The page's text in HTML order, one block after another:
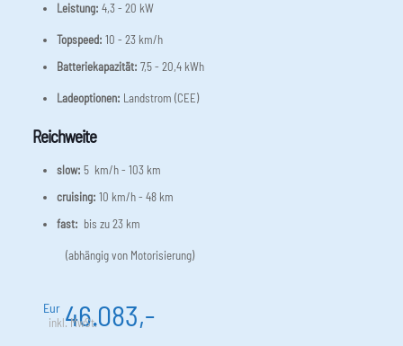
Leistung: 4,3 - 20 kW
Topspeed: 10 - 23 km/h
Batteriekapazität: 7,5 - 20,4 kWh
Ladeoptionen: Landstrom (CEE)
Reichweite
slow: 5 km/h - 103 km
cruising: 10 km/h - 48 km
fast: bis zu 23 km
(abhängig von Motorisierung)
Eur 46.083,-
inkl. MwSt.